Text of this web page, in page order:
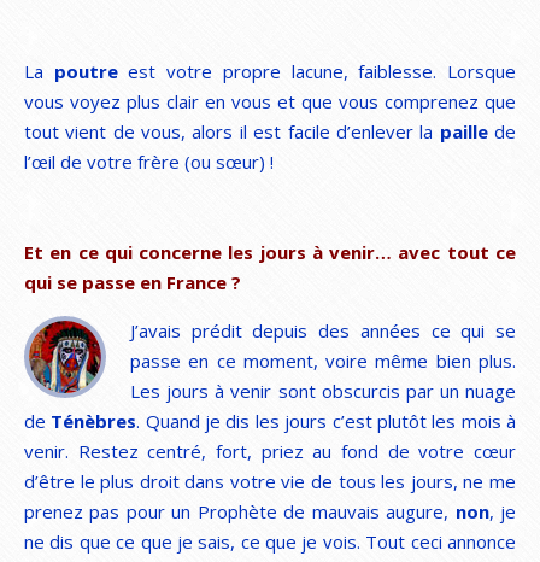
La poutreest votre propre lacune, faiblesse. Lorsque
vous voyez plus clair en vous et que vous comprenez que
tout vient de vous, alors il est facile d’enlever la paillede
l’œil de votre frère (ou sœur) !
Et en ce qui concerne les jours à venir… avec tout ce
qui se passe en France ?
J’avais prédit depuis des années ce qui se
passe en ce moment, voire même bien plus.
Les jours à venir sont obscurcis par un nuage
de Ténèbres. Quand je dis les jours c’est plutôt les mois à
venir. Restez centré, fort, priez au fond de votre cœur
d’être le plus droit dans votre vie de tous les jours, ne me
prenez pas pour un Prophète de mauvais augure, non, je
ne dis que ce que je sais, ce que je vois. Tout ceci annonce